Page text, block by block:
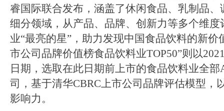
睿国际联合发布，涵盖了休闲食品、乳制品
细分领域，从产品、品牌、创新力等多个维度
业“最亮的星”，助力发现中国食品饮料的新价
市公司品牌价值榜食品饮料业TOP50”则以
日期，选取在此日期前上市的食品饮料业全部
司，基于清华CBRC上市公司品牌评估模型，
影响力。